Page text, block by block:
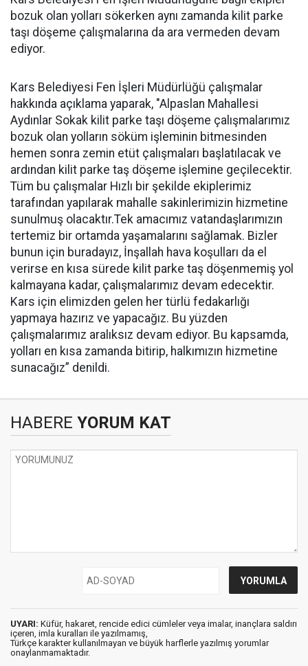
bozuk olan yolları sökerken aynı zamanda kilit parke
taşı döşeme çalışmalarına da ara vermeden devam
ediyor.
Kars Belediyesi Fen İşleri Müdürlüğü çalışmalar
hakkında açıklama yaparak, "Alpaslan Mahallesi
Aydınlar Sokak kilit parke taşı döşeme çalışmalarımız
bozuk olan yolların söküm işleminin bitmesinden
hemen sonra zemin etüt çalışmaları başlatılacak ve
ardından kilit parke taş döşeme işlemine geçilecektir.
Tüm bu çalışmalar Hızlı bir şekilde ekiplerimiz
tarafından yapılarak mahalle sakinlerimizin hizmetine
sunulmuş olacaktır.Tek amacımız vatandaşlarımızın
tertemiz bir ortamda yaşamalarını sağlamak. Bizler
bunun için buradayız, İnşallah hava koşulları da el
verirse en kısa sürede kilit parke taş döşenmemiş yol
kalmayana kadar, çalışmalarımız devam edecektir.
Kars için elimizden gelen her türlü fedakarlığı
yapmaya hazırız ve yapacağız. Bu yüzden
çalışmalarımız aralıksız devam ediyor. Bu kapsamda,
yolları en kısa zamanda bitirip, halkımızın hizmetine
sunacağız” denildi.
HABERE YORUM KAT
UYARI: Küfür, hakaret, rencide edici cümleler veya imalar, inançlara saldırı
içeren, imla kuralları ile yazılmamış,
Türkçe karakter kullanılmayan ve büyük harflerle yazılmış yorumlar
onaylanmamaktadır.